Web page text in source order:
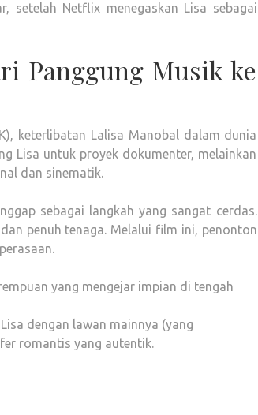
setelah Netflix menegaskan Lisa sebagai
Panggung Musik ke
keterlibatan Lalisa Manobal dalam dunia
Lisa untuk proyek dokumenter, melainkan
dan sinematik.
sebagai langkah yang sangat cerdas.
penuh tenaga. Melalui film ini, penonton
yang mengejar impian di tengah
dengan lawan mainnya (yang
romantis yang autentik.